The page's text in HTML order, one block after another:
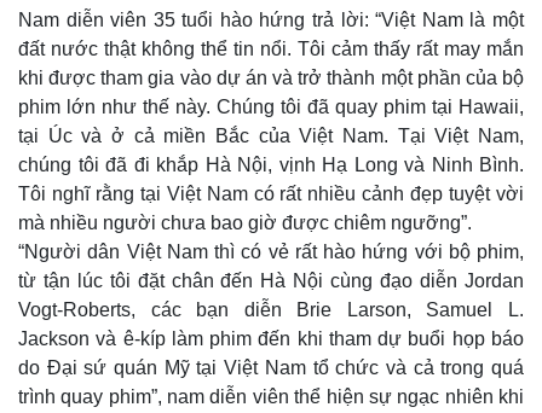
Thế giới
Quan sát
Cuộc sống đó đây
Multimedia
Video
Ảnh
Nam diễn viên 35 tuổi hào hứng trả lời: “Việt Nam là một
đất nước thật không thể tin nổi. Tôi cảm thấy rất may mắn
khi được tham gia vào dự án và trở thành một phần của bộ
phim lớn như thế này. Chúng tôi đã quay phim tại Hawaii,
tại Úc và ở cả miền Bắc của Việt Nam. Tại Việt Nam,
chúng tôi đã đi khắp Hà Nội, vịnh Hạ Long và Ninh Bình.
Tôi nghĩ rằng tại Việt Nam có rất nhiều cảnh đẹp tuyệt vời
mà nhiều người chưa bao giờ được chiêm ngưỡng”.
“Người dân Việt Nam thì có vẻ rất hào hứng với bộ phim,
từ tận lúc tôi đặt chân đến Hà Nội cùng đạo diễn Jordan
Vogt-Roberts, các bạn diễn Brie Larson, Samuel L.
Jackson và ê-kíp làm phim đến khi tham dự buổi họp báo
do Đại sứ quán Mỹ tại Việt Nam tổ chức và cả trong quá
trình quay phim”, nam diễn viên thể hiện sự ngạc nhiên khi